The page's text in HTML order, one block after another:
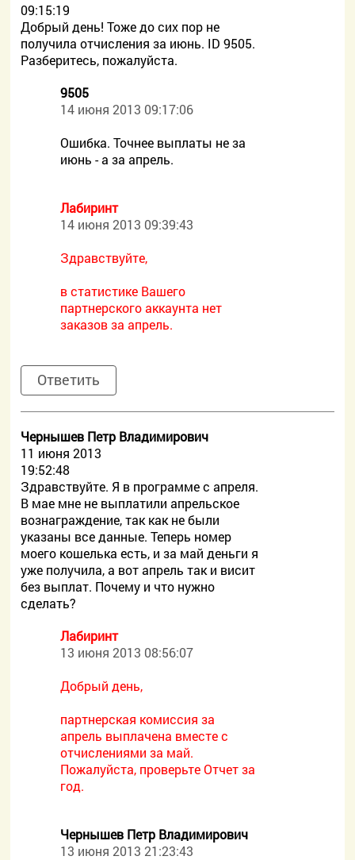
09:15:19
Добрый день! Тоже до сих пор не
получила отчисления за июнь. ID 9505.
Разберитесь, пожалуйста.
9505
14 июня 2013 09:17:06
Ошибка. Точнее выплаты не за
июнь - а за апрель.
Лабиринт
14 июня 2013 09:39:43
Здравствуйте,
в статистике Вашего
партнерского аккаунта нет
заказов за апрель.
Ответить
Чернышев Петр Владимирович
11 июня 2013
19:52:48
Здравствуйте. Я в программе с апреля.
В мае мне не выплатили апрельское
вознаграждение, так как не были
указаны все данные. Теперь номер
моего кошелька есть, и за май деньги я
уже получила, а вот апрель так и висит
без выплат. Почему и что нужно
сделать?
Лабиринт
13 июня 2013 08:56:07
Добрый день,
партнерская комиссия за
апрель выплачена вместе с
отчислениями за май.
Пожалуйста, проверьте Отчет за
год.
Чернышев Петр Владимирович
13 июня 2013 21:23:43